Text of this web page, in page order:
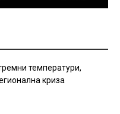
температури,
криза